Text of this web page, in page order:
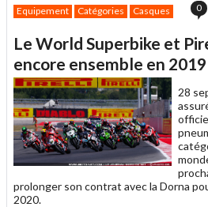
Equipement Catégories Casques 0
Le World Superbike et
encore ensemble en
28
prolonger son contrat avec la Dorna
2020.